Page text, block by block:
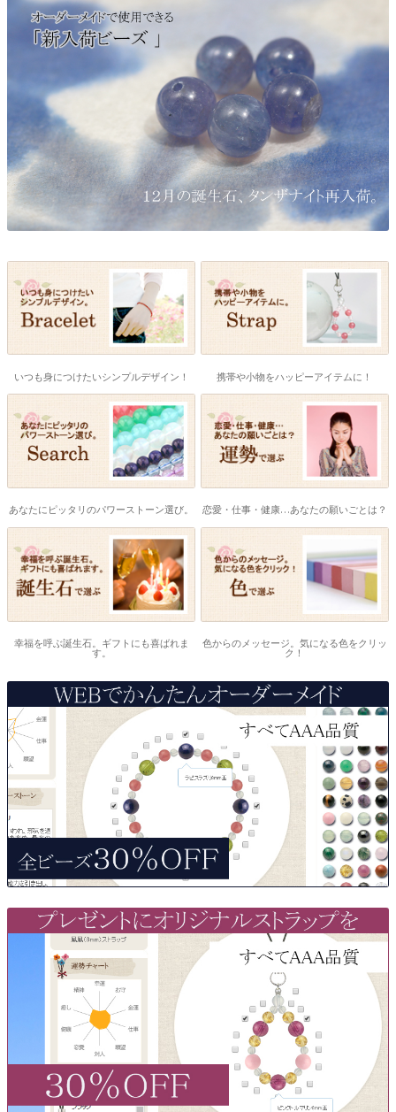
いつも身につけたいシンプルデザイン！ 携帯や小物をハッピーアイテムに！
あなたにピッタリのパワーストーン選び。 恋愛・仕事・健康…あなたの願いごとは？
幸福を呼ぶ誕生石。ギフトにも喜ばれま
す。
色からのメッセージ。気になる色をクリッ
ク！